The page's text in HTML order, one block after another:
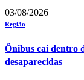
03/08/2026
Região
Ônibus cai dentro
desaparecidas